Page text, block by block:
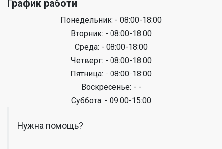
График работи
Понедельник: - 08:00-18:00
Вторник: - 08:00-18:00
Среда: - 08:00-18:00
Четверг: - 08:00-18:00
Пятница: - 08:00-18:00
Воскресенье: - -
Суббота: - 09:00-15:00
Нужна помощь?